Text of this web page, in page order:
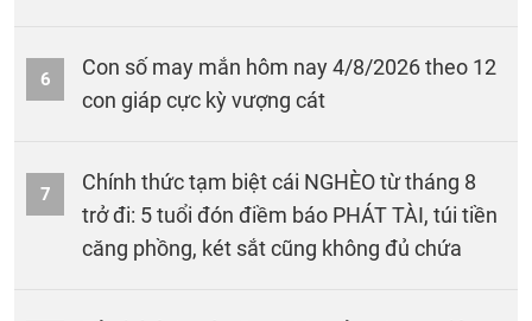
6
Con số may mắn hôm nay 4/8/2026 theo 12
con giáp cực kỳ vượng cát
7
Chính thức tạm biệt cái NGHÈO từ tháng 8
trở đi: 5 tuổi đón điềm báo PHÁT TÀI, túi tiền
căng phồng, két sắt cũng không đủ chứa